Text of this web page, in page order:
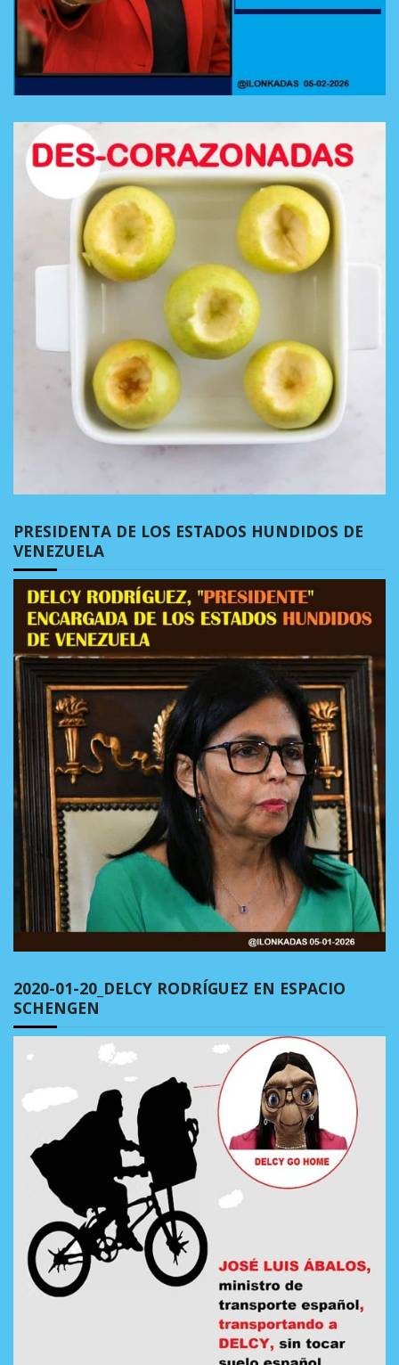
PRESIDENTA DE LOS ESTADOS HUNDIDOS DE
VENEZUELA
2020-01-20_DELCY RODRÍGUEZ EN ESPACIO
SCHENGEN